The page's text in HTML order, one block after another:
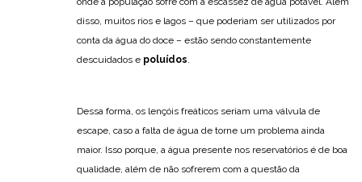
disso, muitos rios e lagos – que poderiam ser utilizados por
conta da água do doce – estão sendo constantemente
descuidados e poluídos.
Dessa forma, os lençóis freáticos seriam uma válvula de
escape, caso a falta de água de torne um problema ainda
maior. Isso porque, a água presente nos reservatórios é de boa
qualidade, além de não sofrerem com a questão da